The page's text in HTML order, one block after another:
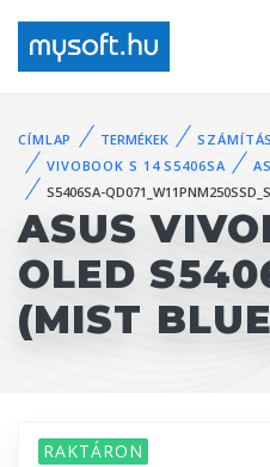
CÍMLAP TERMÉKEK
VIVOBOOK S 14 S5406SA
S5406SA-QD071_W11PNM250SSD_S
ASUS
OLED
(MIST
RAKTÁRON